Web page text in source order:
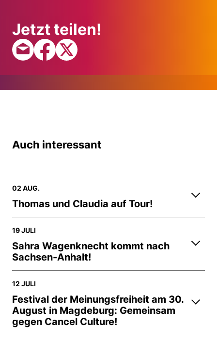
Jetzt teilen!
Auch interessant
02 AUG.
Thomas und Claudia auf Tour!
19 JULI
Sahra Wagenknecht kommt nach
Sachsen-Anhalt!
12 JULI
Festival der Meinungsfreiheit am 30.
August in Magdeburg: Gemeinsam
gegen Cancel Culture!